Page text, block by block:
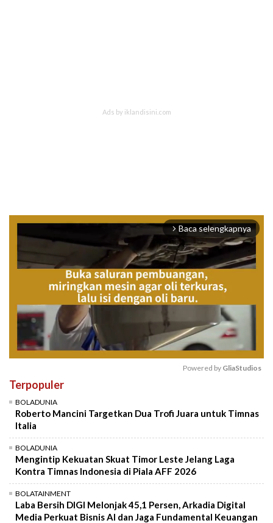
arrow_forward_ios Baca selengkapnya
Powered by GliaStudios
Terpopuler
BOLADUNIA
Roberto Mancini Targetkan Dua Trofi Juara untuk Timnas
Italia
BOLADUNIA
Mengintip Kekuatan Skuat Timor Leste Jelang Laga
Kontra Timnas Indonesia di Piala AFF 2026
BOLATAINMENT
Laba Bersih DIGI Melonjak 45,1 Persen, Arkadia Digital
Media Perkuat Bisnis AI dan Jaga Fundamental Keuangan